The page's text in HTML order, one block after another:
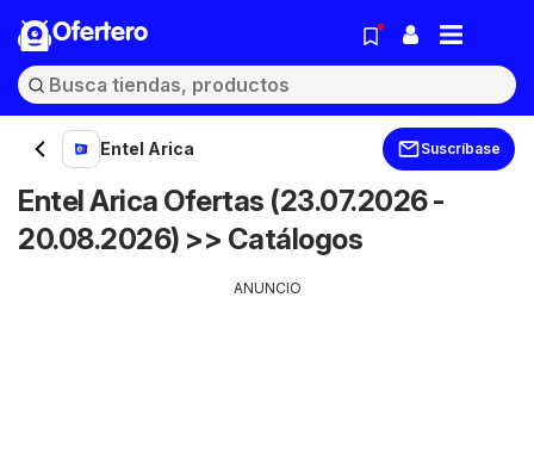
Ofertero
Entel Arica Suscríbase
Entel Arica Ofertas (23.07.2026 -
20.08.2026) >> Catálogos
ANUNCIO